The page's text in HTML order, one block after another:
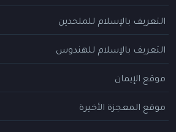
التعريف بالإسلام للملحدين
التعريف بالإسلام للهندوس
موقع الإيمان
موقع المعجزة الأخيرة